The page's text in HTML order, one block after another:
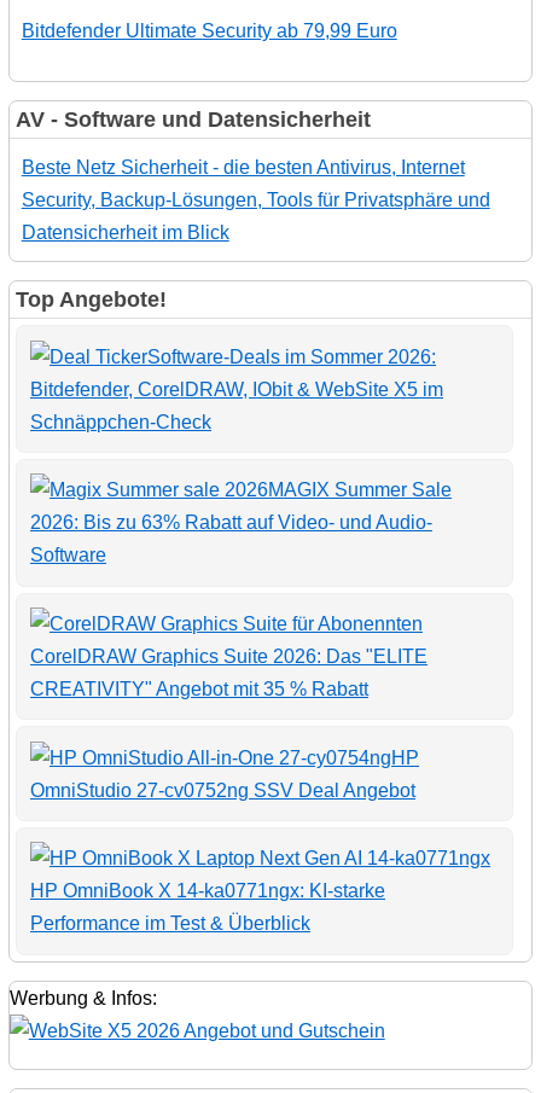
Bitdefender Ultimate Security ab 79,99 Euro
AV - Software und Datensicherheit
Beste Netz Sicherheit - die besten Antivirus, Internet
Security, Backup-Lösungen, Tools für Privatsphäre und
Datensicherheit im Blick
Top Angebote!
Software-Deals im Sommer 2026:
Bitdefender, CorelDRAW, IObit & WebSite X5 im
Schnäppchen-Check
MAGIX Summer Sale
2026: Bis zu 63% Rabatt auf Video- und Audio-
Software
CorelDRAW Graphics Suite 2026: Das "ELITE
CREATIVITY" Angebot mit 35 % Rabatt
HP
OmniStudio 27-cv0752ng SSV Deal Angebot
HP OmniBook X 14-ka0771ngx: KI-starke
Performance im Test & Überblick
Werbung & Infos: